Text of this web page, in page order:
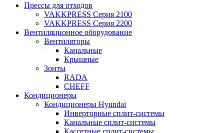
Прессы для отходов
VAKKPRESS Серия 2100
VAKKPRESS Серия 2200
Вентиляционное оборудование
Вентиляторы
Канальные
Крышные
Зонты
RADA
CHEFF
Кондиционеры
Кондиционеры Hyundai
Инверторные сплит-системы
Канальные сплит-системы
Кассетные сплит-системы